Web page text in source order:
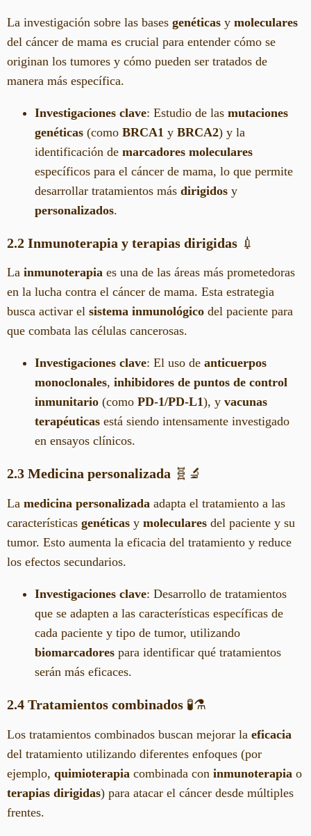
La investigación sobre las bases genéticas y moleculares
del cáncer de mama es crucial para entender cómo se
originan los tumores y cómo pueden ser tratados de
manera más específica.
Investigaciones clave: Estudio de las mutaciones
genéticas (como BRCA1 y BRCA2) y la
identificación de marcadores moleculares
específicos para el cáncer de mama, lo que permite
desarrollar tratamientos más dirigidos y
personalizados.
2.2 Inmunoterapia y terapias dirigidas 💉
La inmunoterapia es una de las áreas más prometedoras
en la lucha contra el cáncer de mama. Esta estrategia
busca activar el sistema inmunológico del paciente para
que combata las células cancerosas.
Investigaciones clave: El uso de anticuerpos
monoclonales, inhibidores de puntos de control
inmunitario (como PD-1/PD-L1), y vacunas
terapéuticas está siendo intensamente investigado
en ensayos clínicos.
2.3 Medicina personalizada 🧬🔬
La medicina personalizada adapta el tratamiento a las
características genéticas y moleculares del paciente y su
tumor. Esto aumenta la eficacia del tratamiento y reduce
los efectos secundarios.
Investigaciones clave: Desarrollo de tratamientos
que se adapten a las características específicas de
cada paciente y tipo de tumor, utilizando
biomarcadores para identificar qué tratamientos
serán más eficaces.
2.4 Tratamientos combinados 🧪⚗️
Los tratamientos combinados buscan mejorar la eficacia
del tratamiento utilizando diferentes enfoques (por
ejemplo, quimioterapia combinada con inmunoterapia o
terapias dirigidas) para atacar el cáncer desde múltiples
frentes.